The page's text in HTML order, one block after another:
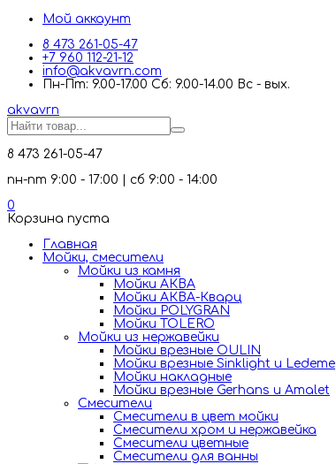
Мой аккаунт
8 473 261-05-47
+7 960 112-21-12
info@akvavrn.com
Пн-Пт: 9.00-17.00 Сб: 9.00-14.00 Вс - вых.
akvavrn
8 473 261-05-47
пн-пт 9:00 - 17:00 | сб 9:00 - 14:00
0
Корзина пуста
Главная
Мойки, смесители
Mойки из камня
Мойки АКВА
Мойки АКВА-Кварц
Мойки POLYGRAN
Мойки TOLERO
Мойки из нержавейки
Мойки врезные OULIN
Мойки врезные Sinklight и Ledeme
Мойки накладные
Мойки врезные Gerhans и Amalet
Смесители
Смесители в цвет мойки
Смесители хром и нержавейка
Смесители цветные
Смесители для ванны